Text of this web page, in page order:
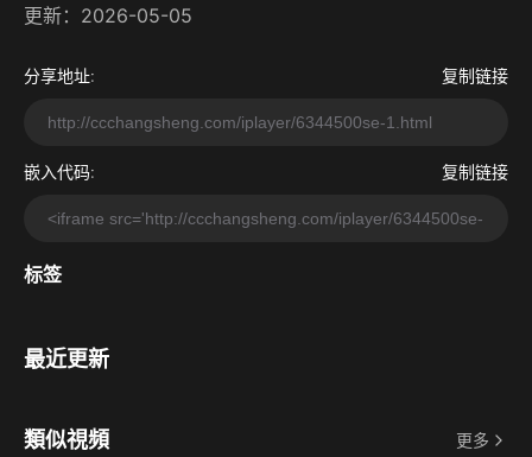
更新：2026-05-05
分享地址: 复制链接
嵌入代码: 复制链接
标签
最近更新
類似視頻 更多